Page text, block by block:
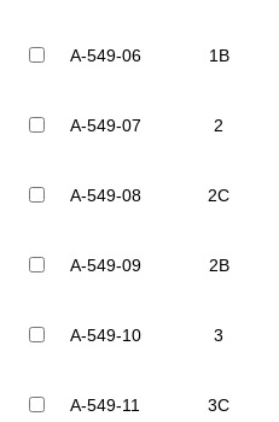
A-549-06 1B
A-549-07 2
A-549-08 2C
A-549-09 2B
A-549-10 3
A-549-11 3C